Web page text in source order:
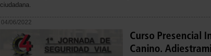
ciudadana.
04/06/2022
Curso Presencial
Canino.